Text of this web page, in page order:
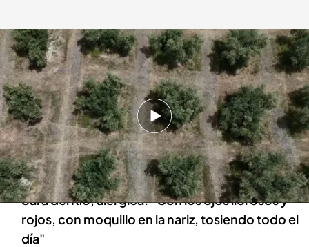
Los jienenses alérgicos tienen que hacer frente a una primavera intensa.
Imagen: David Jiménez
Redacción digital Noticias Cuatro Europa Press
09 MAY 2024 - 18:09h.
La concentración de polen del olivo se ha
triplicado en Jaén, superando con creces el
nivel extremo
Sara del Río, alérgica: “Con los ojos llorosos y
rojos, con moquillo en la nariz, tosiendo todo el
día"